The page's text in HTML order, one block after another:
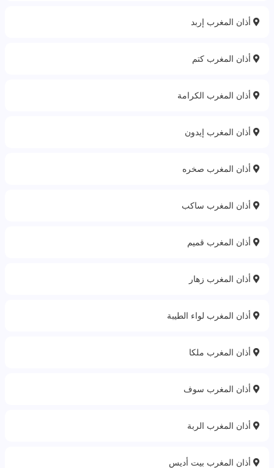
أذان المغرب إربد
أذان المغرب كتم
أذان المغرب الكرامة
أذان المغرب إيدون
أذان المغرب صخره
أذان المغرب ساكب
أذان المغرب قميم
أذان المغرب زهار
أذان المغرب لواء الطيبة
أذان المغرب ملكا
أذان المغرب سوف
أذان المغرب الربة‎
أذان المغرب بيت أديس